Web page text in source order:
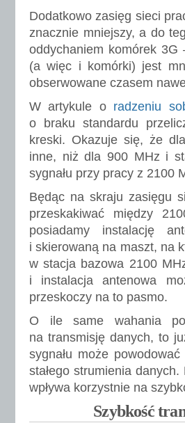
Dodatkowo zasięg sieci
znacznie mniejszy, a do
oddychaniem komórek 3G
(a więc i komórki) jest
obserwowane czasem
W artykule o radzeniu
o braku standardu
kreski. Okazuje się, że
inne, niż dla 900 MHz i
sygnału przy pracy z 2100
Będąc na skraju zasięgu
przeskakiwać między
posiadamy instalację
i skierowaną na maszt, na
w stacja bazowa 2100
i instalacja antenowa
przeskoczy na to pasmo.
O ile same wahania
na transmisję danych, to
sygnału może
stałego strumienia
wpływa korzystnie na
Szybkość